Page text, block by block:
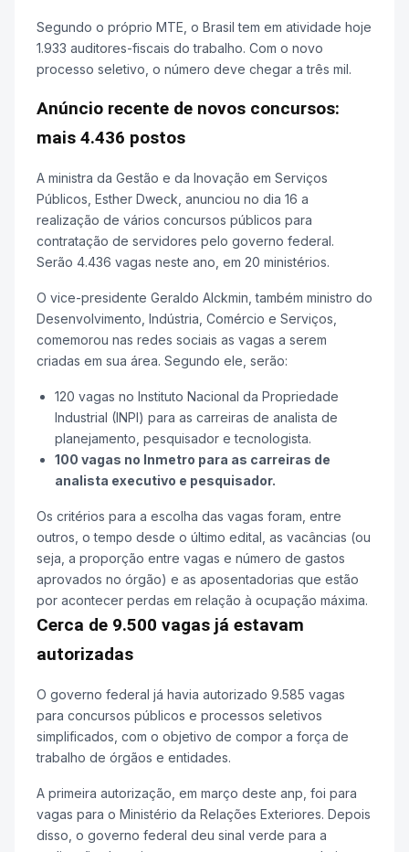
Segundo o próprio MTE, o Brasil tem em atividade hoje
1.933 auditores-fiscais do trabalho. Com o novo
processo seletivo, o número deve chegar a três mil.
Anúncio recente de novos concursos:
mais 4.436 postos
A ministra da Gestão e da Inovação em Serviços
Públicos, Esther Dweck, anunciou no dia 16 a
realização de vários concursos públicos para
contratação de servidores pelo governo federal.
Serão 4.436 vagas neste ano, em 20 ministérios.
O vice-presidente Geraldo Alckmin, também ministro do
Desenvolvimento, Indústria, Comércio e Serviços,
comemorou nas redes sociais as vagas a serem
criadas em sua área. Segundo ele, serão:
120 vagas no Instituto Nacional da Propriedade
Industrial (INPI) para as carreiras de analista de
planejamento, pesquisador e tecnologista.
100 vagas no Inmetro para as carreiras de
analista executivo e pesquisador.
Os critérios para a escolha das vagas foram, entre
outros, o tempo desde o último edital, as vacâncias (ou
seja, a proporção entre vagas e número de gastos
aprovados no órgão) e as aposentadorias que estão
por acontecer perdas em relação à ocupação máxima.
Cerca de 9.500 vagas já estavam
autorizadas
O governo federal já havia autorizado 9.585 vagas
para concursos públicos e processos seletivos
simplificados, com o objetivo de compor a força de
trabalho de órgãos e entidades.
A primeira autorização, em março deste anp, foi para
vagas para o Ministério da Relações Exteriores. Depois
disso, o governo federal deu sinal verde para a